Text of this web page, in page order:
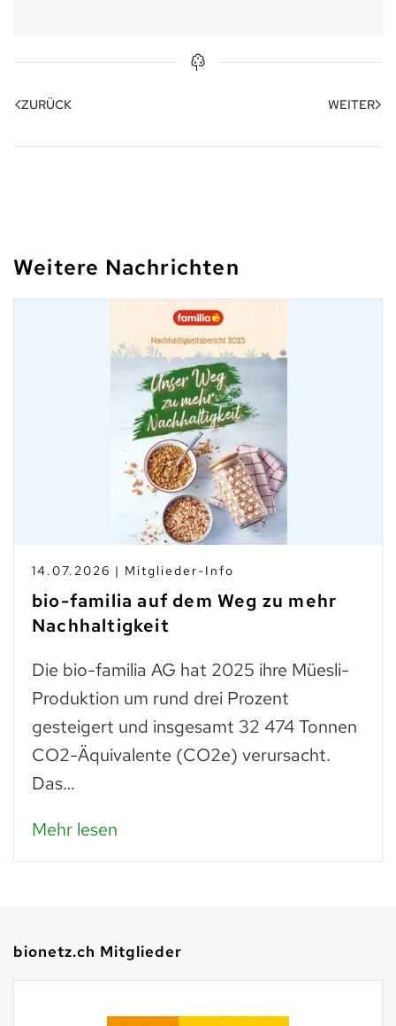
ZURÜCK WEITER
Weitere Nachrichten
14.07.2026 | Mitglieder-Info
bio-familia auf dem Weg zu mehr
Nachhaltigkeit
Die bio-familia AG hat 2025 ihre Müesli-
Produktion um rund drei Prozent
gesteigert und insgesamt 32 474 Tonnen
CO2-Äquivalente (CO2e) verursacht.
Das…
Mehr lesen
bionetz.ch Mitglieder